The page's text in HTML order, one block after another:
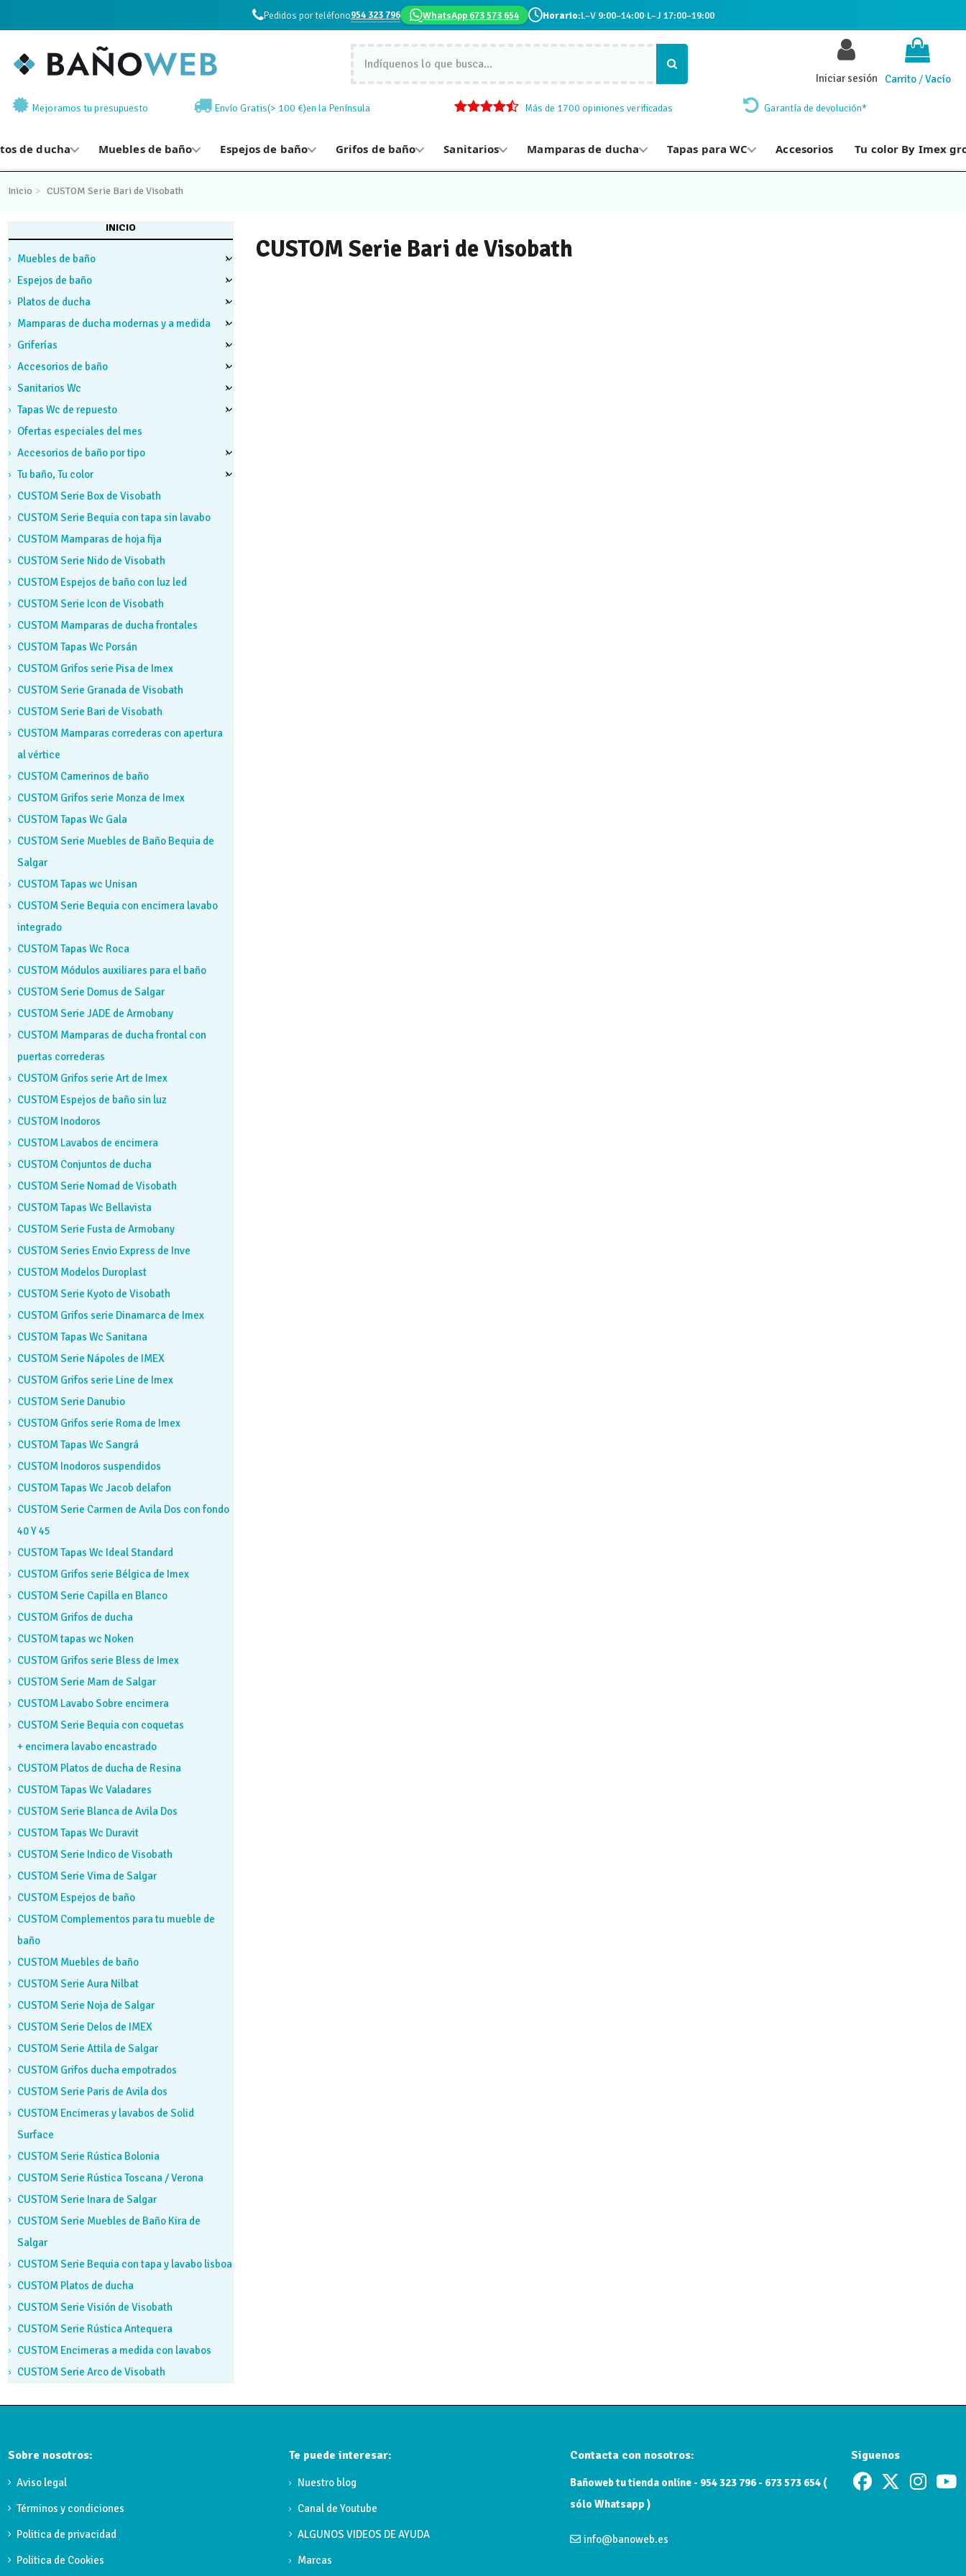
Pedidos por teléfono954 323 796 WhatsApp 673 573 654 Horario:L–V 9:00–14:00·L–J 17:00–19:00
Carrito /Vacío
Iniciar sesión
Mejoramos tu presupuesto Envío Gratis(> 100 €)en la Península Más de 1700 opiniones verificadas Garantía de devolución*
de ducha Muebles de baño Espejos de baño Grifos de baño Sanitarios Mamparas de ducha Tapas para WC Accesorios Tu color By Imex
Inicio CUSTOM Serie Bari de Visobath
CUSTOM Serie Bari de Visobath
INICIO
Muebles de baño
Espejos de baño
Platos de ducha
Mamparas de ducha modernas y a medida
Griferías
Accesorios de baño
Sanitarios Wc
Tapas Wc de repuesto
Ofertas especiales del mes
Accesorios de baño por tipo
Tu baño, Tu color
CUSTOM Serie Box de Visobath
CUSTOM Serie Bequia con tapa sin lavabo
CUSTOM Mamparas de hoja fija
CUSTOM Serie Nido de Visobath
CUSTOM Espejos de baño con luz led
CUSTOM Serie Icon de Visobath
CUSTOM Mamparas de ducha frontales
CUSTOM Tapas Wc Porsán
CUSTOM Grifos serie Pisa de Imex
CUSTOM Serie Granada de Visobath
CUSTOM Serie Bari de Visobath
CUSTOM Mamparas correderas con apertura
al vértice
CUSTOM Camerinos de baño
CUSTOM Grifos serie Monza de Imex
CUSTOM Tapas Wc Gala
CUSTOM Serie Muebles de Baño Bequia de
Salgar
CUSTOM Tapas wc Unisan
CUSTOM Serie Bequia con encimera lavabo
integrado
CUSTOM Tapas Wc Roca
CUSTOM Módulos auxiliares para el baño
CUSTOM Serie Domus de Salgar
CUSTOM Serie JADE de Armobany
CUSTOM Mamparas de ducha frontal con
puertas correderas
CUSTOM Grifos serie Art de Imex
CUSTOM Espejos de baño sin luz
CUSTOM Inodoros
CUSTOM Lavabos de encimera
CUSTOM Conjuntos de ducha
CUSTOM Serie Nomad de Visobath
CUSTOM Tapas Wc Bellavista
CUSTOM Serie Fusta de Armobany
CUSTOM Series Envio Express de Inve
CUSTOM Modelos Duroplast
CUSTOM Serie Kyoto de Visobath
CUSTOM Grifos serie Dinamarca de Imex
CUSTOM Tapas Wc Sanitana
CUSTOM Serie Nápoles de IMEX
CUSTOM Grifos serie Line de Imex
CUSTOM Serie Danubio
CUSTOM Grifos serie Roma de Imex
CUSTOM Tapas Wc Sangrá
CUSTOM Inodoros suspendidos
CUSTOM Tapas Wc Jacob delafon
CUSTOM Serie Carmen de Avila Dos con fondo
40 Y 45
CUSTOM Tapas Wc Ideal Standard
CUSTOM Grifos serie Bélgica de Imex
CUSTOM Serie Capilla en Blanco
CUSTOM Grifos de ducha
CUSTOM tapas wc Noken
CUSTOM Grifos serie Bless de Imex
CUSTOM Serie Mam de Salgar
CUSTOM Lavabo Sobre encimera
CUSTOM Serie Bequia con coquetas
+ encimera lavabo encastrado
CUSTOM Platos de ducha de Resina
CUSTOM Tapas Wc Valadares
CUSTOM Serie Blanca de Avila Dos
CUSTOM Tapas Wc Duravit
CUSTOM Serie Indico de Visobath
CUSTOM Serie Vima de Salgar
CUSTOM Espejos de baño
CUSTOM Complementos para tu mueble de
baño
CUSTOM Muebles de baño
CUSTOM Serie Aura Nilbat
CUSTOM Serie Noja de Salgar
CUSTOM Serie Delos de IMEX
CUSTOM Serie Attila de Salgar
CUSTOM Grifos ducha empotrados
CUSTOM Serie Paris de Avila dos
CUSTOM Encimeras y lavabos de Solid
Surface
CUSTOM Serie Rústica Bolonia
CUSTOM Serie Rústica Toscana / Verona
CUSTOM Serie Inara de Salgar
CUSTOM Serie Muebles de Baño Kira de
Salgar
CUSTOM Serie Bequia con tapa y lavabo lisboa
CUSTOM Platos de ducha
CUSTOM Serie Visión de Visobath
CUSTOM Serie Rústica Antequera
CUSTOM Encimeras a medida con lavabos
CUSTOM Serie Arco de Visobath
Sobre nosotros:
Aviso legal
Términos y condiciones
Politica de privacidad
Politica de Cookies
Te puede interesar:
Nuestro blog
Canal de Youtube
ALGUNOS VIDEOS DE AYUDA
Marcas
Contacta con nosotros:
Bañoweb tu tienda online - 954 323 796 - 673 573 654 (
sólo Whatsapp )
info@banoweb.es
Siguenos